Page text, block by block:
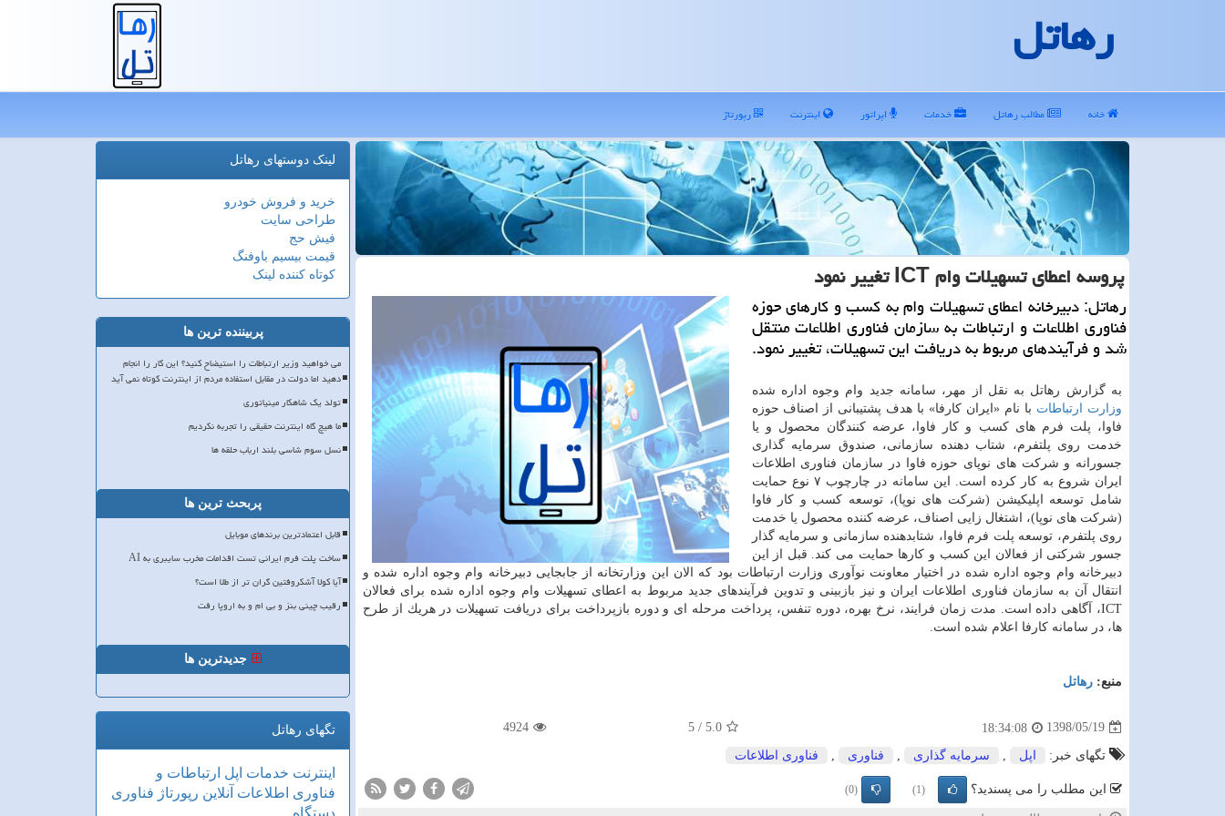
رهاتل
خانه مطالب رهاتل خدمات اپراتور اینترنت رپورتاژ
پروسه اعطای تسهیلات وام ICT تغییر نمود
رهاتل: دبیرخانه اعطای تسهیلات وام به كسب و كارهای حوزه
فناوری اطلاعات و ارتباطات به سازمان فناوری اطلاعات منتقل
شد و فرآیندهای مربوط به دریافت این تسهیلات، تغییر نمود.
به گزارش رهاتل به نقل از مهر، سامانه جدید وام وجوه اداره شده
وزارت ارتباطات با نام «ایران كارفا» با هدف پشتیبانی از اصناف حوزه
فاوا، پلت فرم های كسب و كار فاوا، عرضه كنندگان محصول و یا
خدمت روی پلتفرم، شتاب دهنده سازمانی، صندوق سرمایه گذاری
جسورانه و شركت های نوپای حوزه فاوا در سازمان فناوری اطلاعات
ایران شروع به كار كرده است. این سامانه در چارچوب ۷ نوع حمایت
شامل توسعه اپلیكیشن (شركت های نوپا)، توسعه كسب و كار فاوا
(شركت های نوپا)، اشتغال زایی اصناف، عرضه كننده محصول یا خدمت
روی پلتفرم، توسعه پلت فرم فاوا، شتابدهنده سازمانی و سرمایه گذار
جسور شركتی از فعالان این كسب و كارها حمایت می كند. قبل از این
دبیرخانه وام وجوه اداره شده در اختیار معاونت نوآوری وزارت ارتباطات بود كه الان این وزارتخانه از جابجایی دبیرخانه وام وجوه اداره شده و
انتقال آن به سازمان فناوری اطلاعات ایران و نیز بازبینی و تدوین فرآیندهای جدید مربوط به اعطای تسهیلات وام وجوه اداره شده برای فعالان
ICT، آگاهی داده است. مدت زمان فرایند، نرخ بهره، دوره تنفس، پرداخت مرحله ای و دوره بازپرداخت برای دریافت تسهیلات در هریك از طرح
ها، در سامانه كارفا اعلام شده است.
منبع: رهاتل
1398/05/19
18:34:08
5.0
/
5
4924
تگهای خبر: اپل سرمایه گذاری فناوری فناوری اطلاعات
این مطلب را می پسندید؟ (1)
(0)
لینک دوستهای رهاتل
خرید و فروش خودرو
طراحی سایت
فیش حج
قیمت بیسیم باوفنگ
کوتاه کننده لینک
پربیننده ترین ها
می خواهید وزیر ارتباطات را استیضاح کنید؟ این کار را انجام
دهید اما دولت در مقابل استفاده مردم از اینترنت کوتاه نمی آید
تولد یک شاهکار مینیاتوری
ما هیچ گاه اینترنت حقیقی را تجربه نکردیم
نسل سوم شاسی بلند ارباب حلقه ها
پربحث ترین ها
قابل اعتمادترین برندهای موبایل
ساخت پلت فرم ایرانی تست اقدامات مخرب سایبری به AI
آیا کولا آشکروفتین گران تر از طلا است؟
رقیب چینی بنز و بی ام و به اروپا رفت
جدیدترین ها
تگهای رهاتل
اینترنت خدمات اپل ارتباطات و
فناوری اطلاعات آنلاین رپورتاژ فناوری
دستگاه